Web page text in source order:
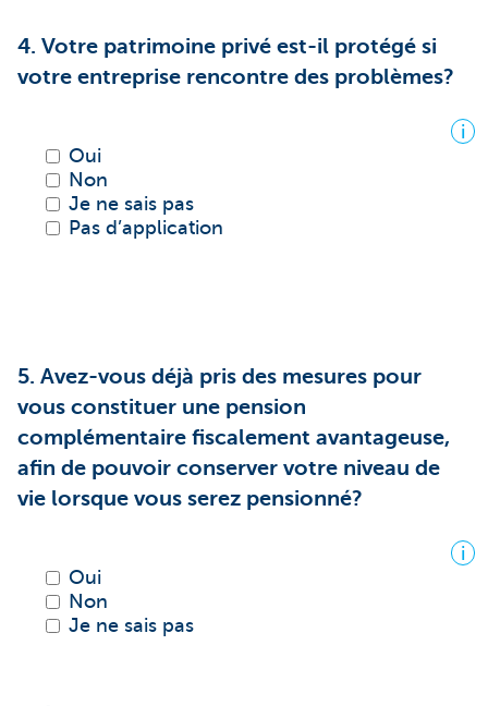
4. Votre patrimoine privé est-il protégé si
votre entreprise rencontre des problèmes?
i
Oui
Non
Je ne sais pas
Pas d’application
5. Avez-vous déjà pris des mesures pour
vous constituer une pension
complémentaire fiscalement avantageuse,
afin de pouvoir conserver votre niveau de
vie lorsque vous serez pensionné?
i
Oui
Non
Je ne sais pas